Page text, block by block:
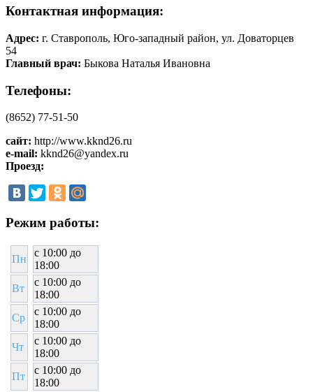
Контактная информация:
Адрес: г. Ставрополь, Юго-западный район, ул. Доваторцев
54
Главный врач: Быкова Наталья Ивановна
Телефоны:
(8652) 77-51-50
сайт: http://www.kknd26.ru
e-mail: kknd26@yandex.ru
Проезд:
Режим работы:
Пн
c 10:00 до
18:00
Вт
c 10:00 до
18:00
Ср
c 10:00 до
18:00
Чт
c 10:00 до
18:00
Пт
c 10:00 до
18:00